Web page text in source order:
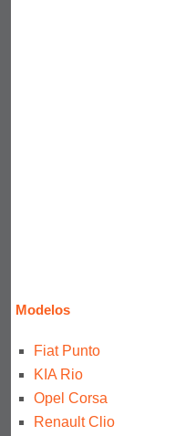
Modelos
Fiat Punto
KIA Rio
Opel Corsa
Renault Clio